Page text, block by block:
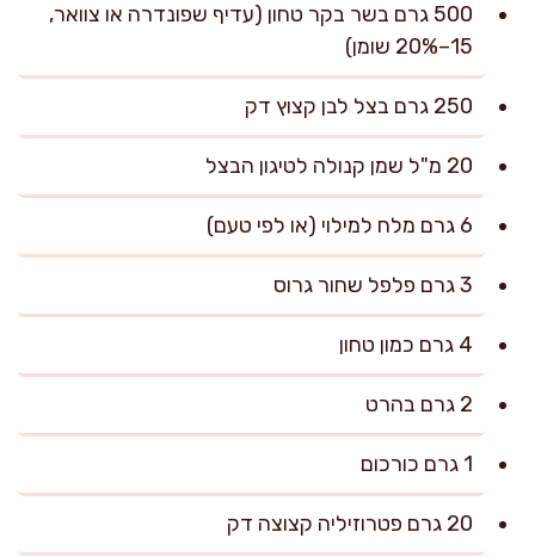
500 גרם בשר בקר טחון (עדיף שפונדרה או צוואר,
15–20% שומן)
250 גרם בצל לבן קצוץ דק
20 מ"ל שמן קנולה לטיגון הבצל
6 גרם מלח למילוי (או לפי טעם)
3 גרם פלפל שחור גרוס
4 גרם כמון טחון
2 גרם בהרט
1 גרם כורכום
20 גרם פטרוזיליה קצוצה דק